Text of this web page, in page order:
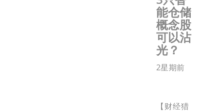
能仓储
概念股
可以沾
光？
2星期前
【财经猎